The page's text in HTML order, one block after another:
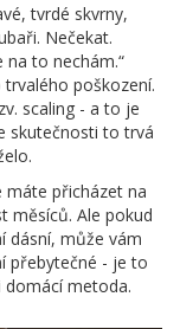
tvrdé skvrny,
Nečekat.
na to nechám.“
poškození.
scaling - a to je
skutečnosti to trvá
máte přicházet na
měsíců. Ale pokud
dásní, může vám
přebytečné - je to
domácí metoda.